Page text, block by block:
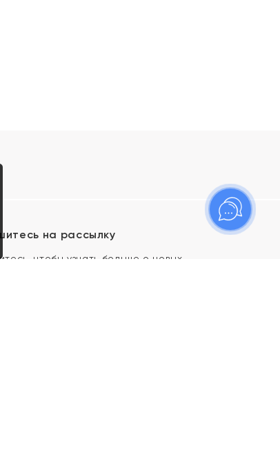
на рассылку
чтобы узнать больше о новых